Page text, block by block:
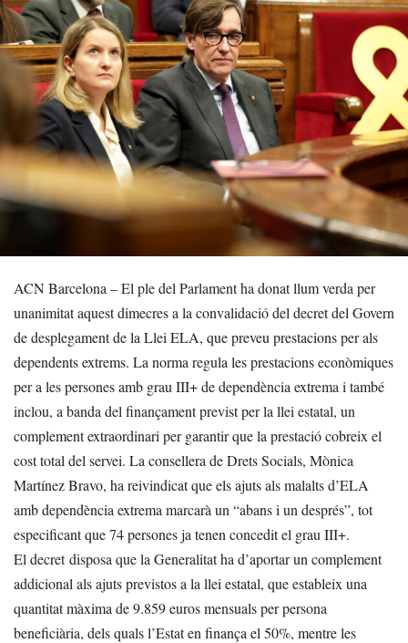
ACN Barcelona – El ple del Parlament ha donat llum verda per
unanimitat aquest dimecres a la convalidació del decret del Govern
de desplegament de la Llei ELA, que preveu prestacions per als
dependents extrems. La norma regula les prestacions econòmiques
per a les persones amb grau III+ de dependència extrema i també
inclou, a banda del finançament previst per la llei estatal, un
complement extraordinari per garantir que la prestació cobreix el
cost total del servei. La consellera de Drets Socials, Mònica
Martínez Bravo, ha reivindicat que els ajuts als malalts d’ELA
amb dependència extrema marcarà un “abans i un després”, tot
especificant que 74 persones ja tenen concedit el grau III+.
El decret disposa que la Generalitat ha d’aportar un complement
addicional als ajuts previstos a la llei estatal, que estableix una
quantitat màxima de 9.859 euros mensuals per persona
beneficiària, dels quals l’Estat en finança el 50%, mentre les